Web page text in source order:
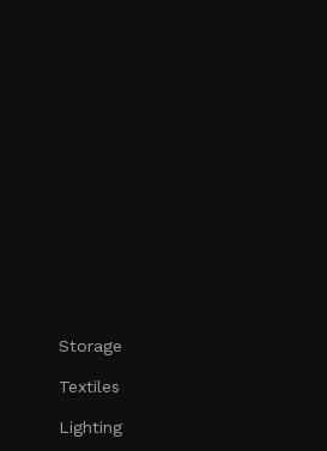
Storage
Textiles
Lighting